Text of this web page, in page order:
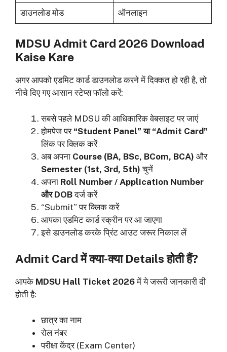
डाउनलोड मोड ऑनलाइन
MDSU Admit Card 2026 Download
Kaise Kare
अगर आपको एडमिट कार्ड डाउनलोड करने में दिक्कत हो रही है, तो
नीचे दिए गए आसान स्टेप्स फॉलो करें:
सबसे पहले MDSU की आधिकारिक वेबसाइट पर जाएं
होमपेज पर “Student Panel” या “Admit Card”
लिंक पर क्लिक करें
अब अपना Course (BA, BSc, BCom, BCA) और
Semester (1st, 3rd, 5th) चुनें
अपना Roll Number / Application Number
और DOBदर्ज करें
“Submit” पर क्लिक करें
आपका एडमिट कार्ड स्क्रीन पर आ जाएगा
इसे डाउनलोड करके प्रिंट आउट जरूर निकाल लें
Admit Card में क्या-क्या Details होती हैं?
आपके MDSU Hall Ticket 2026में ये जरूरी जानकारी दी
होती है:
छात्र का नाम
रोल नंबर
परीक्षा केंद्र (Exam Center)